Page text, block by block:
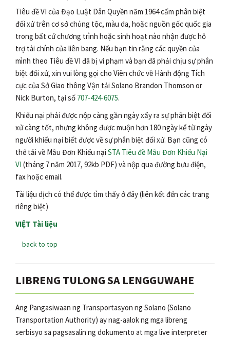
Tiêu đề VI của Đạo Luật Dân Quyền năm 1964 cấm phân biệt
đối xử trên cơ sở chủng tộc, màu da, hoặc nguồn gốc quốc gia
trong bất cứ chương trình hoặc sinh hoạt nào nhận được hỗ
trợ tài chính của liên bang. Nếu bạn tin rằng các quyền của
mình theo Tiêu đề VI đã bị vi phạm và bạn đã phải chịu sự phân
biệt đối xử, xin vui lòng gọi cho Viên chức về Hành động Tích
cực của Sở Giao thông Vận tải Solano Brandon Thomson or
Nick Burton, tại số 707-424-6075.
Khiếu nại phải được nộp càng gần ngày xẩy ra sự phân biệt đối
xử càng tốt, nhưng không được muộn hơn 180 ngày kể từ ngày
người khiếu nại biết được về sự phân biệt đối xử. Bạn cũng có
thể tải về Mẫu Đơn Khiếu nại STA Tiêu đề Mẫu Đơn Khiếu Nại
VI (tháng 7 năm 2017, 92kb PDF) và nộp qua đường bưu điện,
fax hoặc email.
Tài liệu dịch có thể được tìm thấy ở đây (liên kết đến các trang
riêng biệt)
VIỆT Tài liệu
back to top
LIBRENG TULONG SA LENGGUWAHE
Ang Pangasiwaan ng Transportasyon ng Solano (Solano
Transportation Authority) ay nag-aalok ng mga libreng
serbisyo sa pagsasalin ng dokumento at mga live interpreter